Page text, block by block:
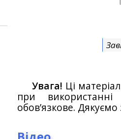
Увага! Ці
при
обов’язкове.